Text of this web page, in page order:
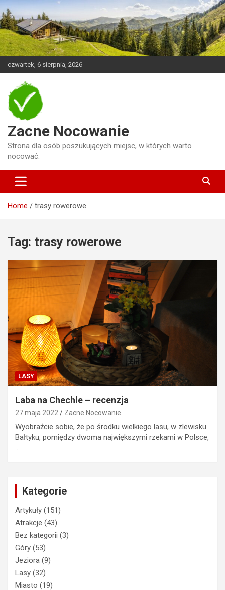
Skip
to
content
czwartek, 6 sierpnia, 2026
Zacne Nocowanie
Strona dla osób poszukujących miejsc, w których warto
nocować.
Home trasy rowerowe
Tag: trasy rowerowe
LASY
Laba na Chechle – recenzja
27 maja 2022 Zacne Nocowanie
Wyobraźcie sobie, że po środku wielkiego lasu, w zlewisku
Bałtyku, pomiędzy dwoma największymi rzekami w Polsce,
…
Kategorie
Artykuły (151)
Atrakcje (43)
Bez kategorii (3)
Góry (53)
Jeziora (9)
Lasy (32)
Miasto (19)